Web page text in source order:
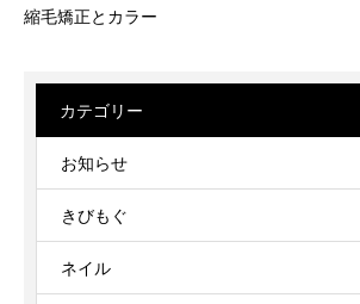
縮毛矯正とカラー
カテゴリー
お知らせ
きびもぐ
ネイル